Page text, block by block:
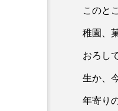
このと
稚園、
おろし
生か、
年寄り